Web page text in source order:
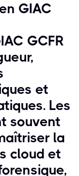
GIAC
GCFR
et
Les
souvent
la
cloud et